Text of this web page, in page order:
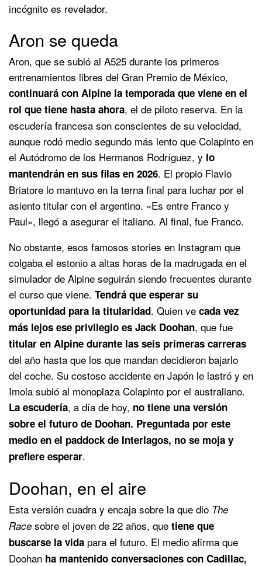
incógnito es revelador.
Aron se queda
Aron, que se subió al A525 durante los primeros
entrenamientos libres del Gran Premio de México,
continuará con Alpine la temporada que viene en el
rol que tiene hasta ahora, el de piloto reserva. En la
escudería francesa son conscientes de su velocidad,
aunque rodó medio segundo más lento que Colapinto en
el Autódromo de los Hermanos Rodríguez, y lo
mantendrán en sus filas en 2026. El propio Flavio
Briatore lo mantuvo en la terna final para luchar por el
asiento titular con el argentino. «Es entre Franco y
Paul», llegó a asegurar el italiano. Al final, fue Franco.
No obstante, esos famosos stories en Instagram que
colgaba el estonio a altas horas de la madrugada en el
simulador de Alpine seguirán siendo frecuentes durante
el curso que viene. Tendrá que esperar su
oportunidad para la titularidad. Quien ve cada vez
más lejos ese privilegio es Jack Doohan, que fue
titular en Alpine durante las seis primeras carreras
del año hasta que los que mandan decidieron bajarlo
del coche. Su costoso accidente en Japón le lastró y en
Imola subió al monoplaza Colapinto por el australiano.
La escudería, a día de hoy, no tiene una versión
sobre el futuro de Doohan. Preguntada por este
medio en el paddock de Interlagos, no se moja y
prefiere esperar.
Doohan, en el aire
Esta versión cuadra y encaja sobre la que dio The
Race sobre el joven de 22 años, que tiene que
buscarse la vida para el futuro. El medio afirma que
Doohan ha mantenido conversaciones con Cadillac,